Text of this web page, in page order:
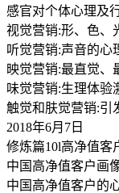
感官对个体心理及
视觉营销:形、色、
听觉营销:声音的心
映觉营销:最直觉、
味觉营销:生理体验
触觉和肤觉营销:引
2018年6月7日
修炼篇10l高净值客
中国高净值客户画
中国高净值客户的